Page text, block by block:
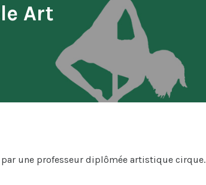
Art
une professeur diplômée artistique cirque.